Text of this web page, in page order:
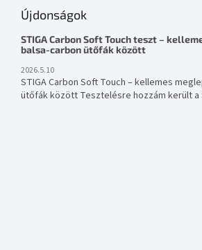
Újdonságok
STIGA Carbon Soft Touch teszt –
balsa-carbon ütőfák között
2026.5.10
STIGA Carbon Soft Touch – kellemes
ütőfák között Tesztelésre hozzám került a